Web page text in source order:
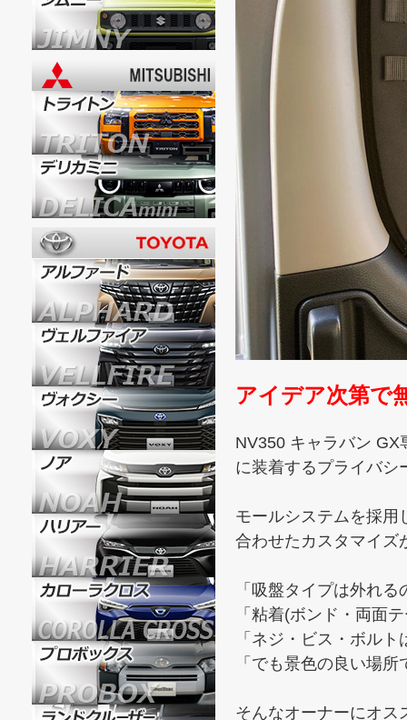
アイデア次第で
NV350 キャラバン
に装着するプライバシ
モールシステムを採用
合わせたカスタマイズ
「吸盤タイプは外れ
「粘着(ボンド・両面
「ネジ・ビス・ボル
「でも景色の良い場
そんなオーナーにオス